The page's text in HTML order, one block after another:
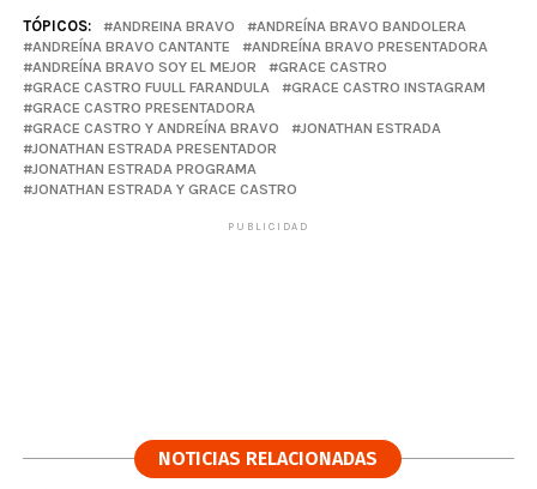
TÓPICOS: ANDREINA BRAVO
ANDREÍNA BRAVO BANDOLERA
ANDREÍNA BRAVO CANTANTE
ANDREÍNA BRAVO PRESENTADORA
ANDREÍNA BRAVO SOY EL MEJOR
GRACE CASTRO
GRACE CASTRO FUULL FARANDULA
GRACE CASTRO INSTAGRAM
GRACE CASTRO PRESENTADORA
GRACE CASTRO Y ANDREÍNA BRAVO
JONATHAN ESTRADA
JONATHAN ESTRADA PRESENTADOR
JONATHAN ESTRADA PROGRAMA
JONATHAN ESTRADA Y GRACE CASTRO
PUBLICIDAD
NOTICIAS RELACIONADAS